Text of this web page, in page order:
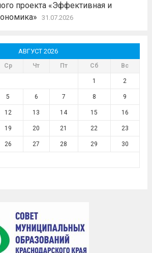
проекта «Эффективная и
31.07.2026
АВГУСТ 2026
Ср Чт Пт Сб Вс
1 2
5 6 7 8 9
12 13 14 15 16
19 20 21 22 23
26 27 28 29 30